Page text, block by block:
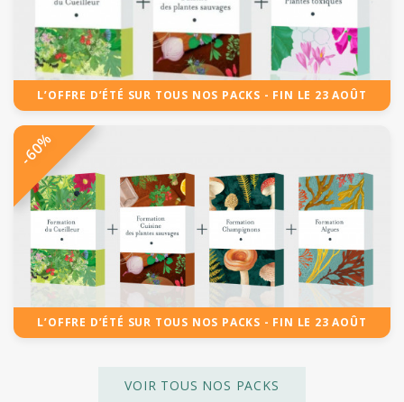
L’OFFRE D’ÉTÉ SUR TOUS NOS PACKS - FIN LE 23 AOÛT
L’OFFRE D’ÉTÉ SUR TOUS NOS PACKS - FIN LE 23 AOÛT
-60%
VOIR TOUS NOS PACKS